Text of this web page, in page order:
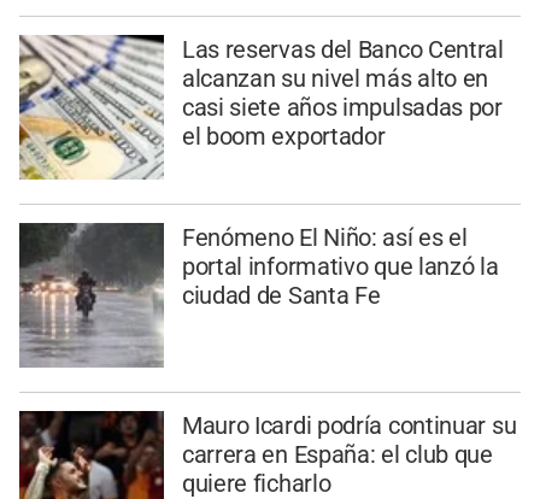
Las reservas del Banco Central
alcanzan su nivel más alto en
casi siete años impulsadas por
el boom exportador
Fenómeno El Niño: así es el
portal informativo que lanzó la
ciudad de Santa Fe
Mauro Icardi podría continuar su
carrera en España: el club que
quiere ficharlo